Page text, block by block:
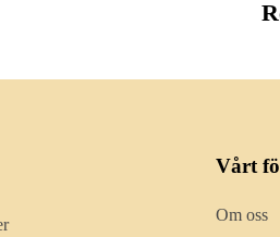
Vårt
Om oss